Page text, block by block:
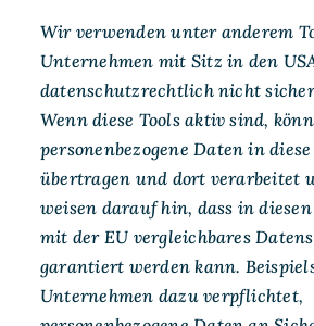
Wir verwenden unter anderem
Unternehmen mit Sitz in den
datenschutzrechtlich nicht
Wenn diese Tools aktiv sind,
personenbezogene Daten in
übertragen und dort verarbeitet
weisen darauf hin, dass in
mit der EU vergleichbares
garantiert werden kann.
Unternehmen dazu verpflichtet,